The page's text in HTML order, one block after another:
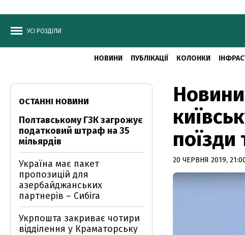
УСІ РОЗДІЛИ
НОВИНИ ПУБЛІКАЦІЇ КОЛОНКИ
поїзди
20 ЧЕРВНЯ 2019,
ОСТАННІ НОВИНИ
Полтавському ГЗК загрожує
податковий штраф на 35
мільярдів
Україна має пакет
пропозицій для
азербайджанських
партнерів – Сибіга
Укрпошта закриває чотири
відділення у Краматорську